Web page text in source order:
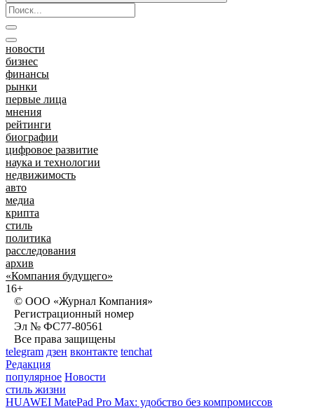
новости
бизнес
финансы
рынки
первые лица
мнения
рейтинги
биографии
цифровое развитие
наука и технологии
недвижимость
авто
медиа
крипта
стиль
политика
расследования
архив
«Компания будущего»
16+
© ООО «Журнал Компания»
Регистрационный номер
Эл № ФС77-80561
Все права защищены
telegram дзен вконтакте tenchat
Редакция
популярное Новости
стиль жизни
HUAWEI MatePad Pro Max: удобство без компромиссов